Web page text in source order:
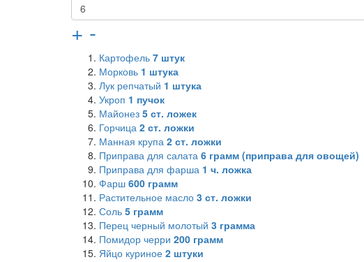
+ -
Картофель 7 штук
Морковь 1 штука
Лук репчатый 1 штука
Укроп 1 пучок
Майонез 5 ст. ложек
Горчица 2 ст. ложки
Манная крупа 2 ст. ложки
Приправа для салата 6 грамм (приправа для овощей)
Приправа для фарша 1 ч. ложка
Фарш 600 грамм
Растительное масло 3 ст. ложки
Соль 5 грамм
Перец черный молотый 3 грамма
Помидор черри 200 грамм
Яйцо куриное 2 штуки